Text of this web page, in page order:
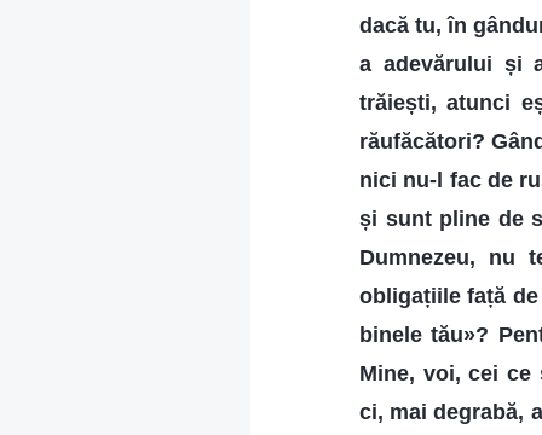
dacă tu, în
a adevărului și
trăiești, atunci
răufăcători?
nici nu-l fac de
și sunt pline de
Dumnezeu, nu
obligațiile față
binele tău»?
Mine, voi, cei ce
ci, mai degrabă,